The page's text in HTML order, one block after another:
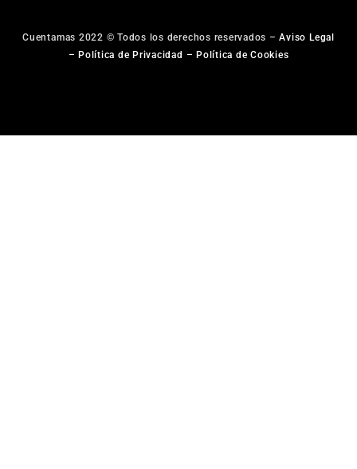
Cuentamas 2022 © Todos los derechos reservados –Aviso Legal
– Política de Privacidad – Política de Cookies